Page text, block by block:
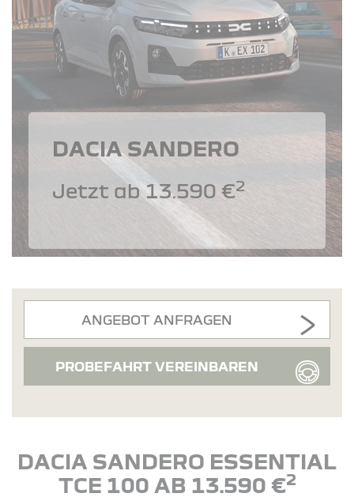
DACIA SANDERO
Jetzt ab 13.590 €2
ANGEBOT ANFRAGEN
PROBEFAHRT VEREINBAREN
DACIA SANDERO ESSENTIAL
TCE 100 AB 13.590 €2